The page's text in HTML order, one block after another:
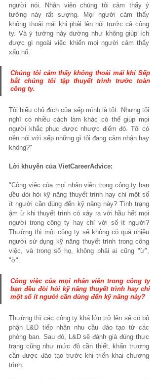
người nói. Nhân viên chúng tôi cảm thấy ý
tưởng này rất sượng. Mọi người cảm thấy
không thoải mái khi phải lên nói trước cả công
ty. Và ý tưởng này dường như không giúp ích
được gì ngoài việc khiến mọi người cảm thấy
xấu hổ.
Chúng tôi cảm thấy không thoải mái khi Sếp
bắt chúng tôi tập thuyết trình trước toàn
công ty.
Tôi hiểu chủ đích của sếp mình là tốt. Nhưng tôi
nghĩ có nhiều cách làm khác có thể giúp mọi
người khắc phục được nhược điểm đó. Tôi có
nên nói với sếp những gì tôi đang cảm nhận hay
không?"
Lời khuyên của VietCareerAdvice:
"Công việc của mọi nhân viên trong công ty bạn
đều đòi hỏi kỹ năng thuyết trình hay chỉ một số
ít người cần dùng đến kỹ năng này? Tình trạng
ậm ừ khi thuyết trình có xảy ra với hầu hết mọi
người trong công ty hay chỉ với số ít người?
Thường thì một công ty sẽ không có quá nhiều
người sử dụng kỹ năng thuyết trình trong công
việc, và trong số họ, không phải ai cũng "ừ",
"ờ".
Công việc của mọi nhân viên trong công ty
bạn đều đòi hỏi kỹ năng thuyết trình hay chỉ
một số ít người cần dùng đến kỹ năng này?
Thường thì các công ty khá lớn trở lên sẽ có bộ
phận L&D tiếp nhận nhu cầu đào tạo từ các
phòng ban. Sau đó, L&D sẽ đánh giá đúng thực
trạng cũng như mức độ cần thiết, khẩn trương
cần được đào tạo trước khi triển khai chương
trình.